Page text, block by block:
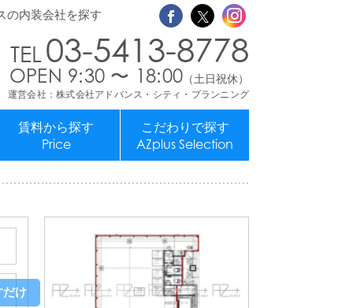
の内装会社を探す
賃料から探す
Price
こだわりで探す
AZplus Selection
03-5413-8778
OPEN 9:30 〜 18:00 （土日祝休）
運営会社：株式会社アドバンス・シティ・プランニング